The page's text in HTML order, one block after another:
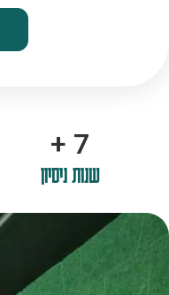
10
+
שנות ניסיון